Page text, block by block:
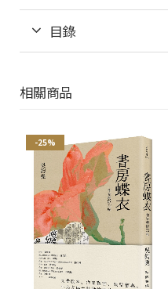
目錄
相關商品
-25%